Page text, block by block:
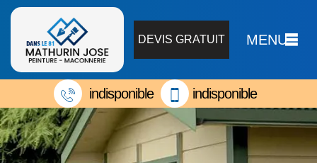
DEVIS GRATUIT MENU
indisponible indisponible